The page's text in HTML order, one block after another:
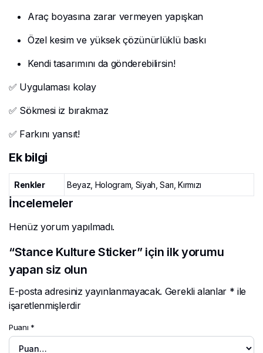
Araç boyasına zarar vermeyen yapışkan
Özel kesim ve yüksek çözünürlüklü baskı
Kendi tasarımını da gönderebilirsin!
✅ Uygulaması kolay
✅ Sökmesi iz bırakmaz
✅ Farkını yansıt!
Ek bilgi
Renkler Beyaz, Hologram, Siyah, Sarı, Kırmızı
İncelemeler
Henüz yorum yapılmadı.
“Stance Kulture Sticker” için ilk yorumu
yapan siz olun
E-posta adresiniz yayınlanmayacak. Gerekli alanlar * ile
işaretlenmişlerdir
Puanı *